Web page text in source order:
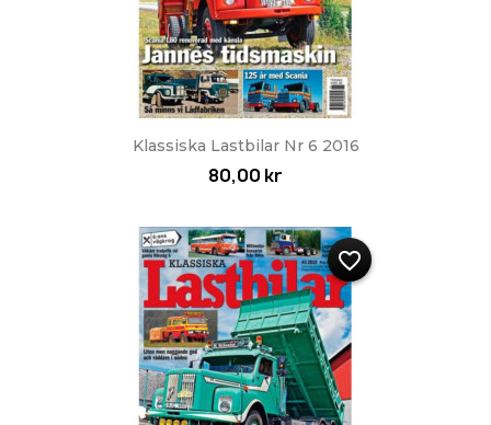
Klassiska Lastbilar Nr 6 2016
80,00 kr
favorite_border